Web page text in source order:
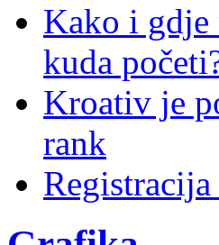
Kako i gdje
kuda
Kroativ je
rank